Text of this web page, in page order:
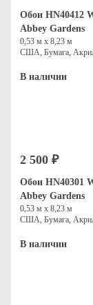
Обои HN40412
Abbey Gardens
0,53 м х 8,23 м
США, Бумага,
В наличии
2 500 ₽
Обои HN40301
Abbey Gardens
0,53 м х 8,23 м
США, Бумага,
В наличии